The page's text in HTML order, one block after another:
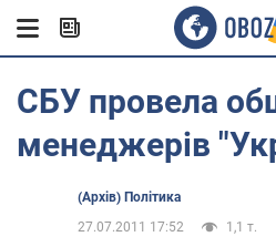
СБУ провела
менеджерів
(Архів) Політика
27.07.2011 17:52
1,1 т.